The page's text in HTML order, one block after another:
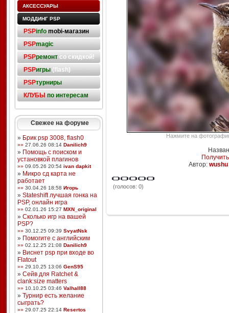
АКСЕССУАРЫ
МОДДИНГ PSP
PSPinfo mobi-магазин
PSPmagic
PSPремонтсо скидкой!
PSPигры(flash)
PSPтурниры
КЛУБЫ по интересам
Свежее на форуме
» Брик psp 3008, flash0
»» 27.06.26 08:14 Danilich9
» Помощь с поиском и
установкой плагинов
»» 09.05.26 20:54 ivan dapkit
» Микро сд карта не
работает
»» 30.04.26 18:58 Игорь
» Stateshift лучшая гонка на
PSP, онлайн игра
»» 02.01.26 15:27 MXN_original
» Сколько игр на вашей
PSP?
»» 30.12.25 09:39 SvyatNsk
» Помогите с английским
»» 02.12.25 21:08 Danilich9
» Виснет psp при входе во
Flatout
»» 29.10.25 13:06 GenS95
» Сейв для Ratchet &
clank:size matters
»» 10.10.25 03:46 Valhall88
» Турнир есть желание
сыграть?
»» 29.07.25 22:14 Resertos
Нажмите на
Автор: wushu
(голосов: 0)